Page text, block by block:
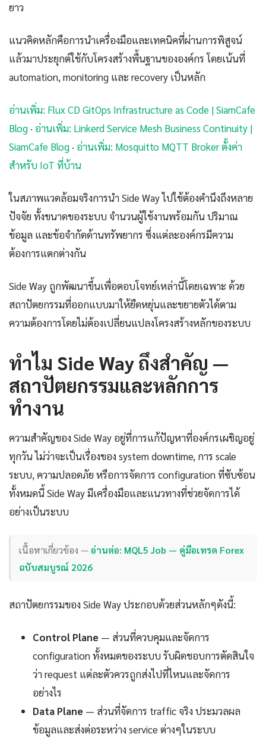
ยาว
แนวคิดหลักคือการนำเครื่องมือและเทคนิคที่ผ่านการพิสูจน์
แล้วมาประยุกต์ใช้กับโครงสร้างพื้นฐานขององค์กร โดยเน้นที่
automation, monitoring และ recovery เป็นหลัก
อ่านเพิ่ม: Flux CD GitOps Infrastructure as Code | SiamCafe
Blog · อ่านเพิ่ม: Linkerd Service Mesh Business Continuity |
SiamCafe Blog · อ่านเพิ่ม: Mosquitto MQTT Broker ตั้งค่า
สำหรับ IoT ที่บ้าน
ในสภาพแวดล้อมจริงการนำ Side Way ไปใช้ต้องคำนึงถึงหลาย
ปัจจัย ทั้งขนาดของระบบ จำนวนผู้ใช้งานพร้อมกัน ปริมาณ
ข้อมูล และข้อจำกัดด้านทรัพยากร ซึ่งแต่ละองค์กรมีความ
ต้องการแตกต่างกัน
Side Way ถูกพัฒนาขึ้นเพื่อตอบโจทย์เหล่านี้โดยเฉพาะ ด้วย
สถาปัตยกรรมที่ออกแบบมาให้ยืดหยุ่นและขยายตัวได้ตาม
ความต้องการโดยไม่ต้องเปลี่ยนแปลงโครงสร้างหลักของระบบ
ทำไม Side Way ถึงสำคัญ —
สถาปัตยกรรมและหลักการ
ทำงาน
ความสำคัญของ Side Way อยู่ที่การแก้ปัญหาที่องค์กรเผชิญอยู่
ทุกวัน ไม่ว่าจะเป็นเรื่องของ system downtime, การ scale
ระบบ, ความปลอดภัย หรือการจัดการ configuration ที่ซับซ้อน
ทั้งหมดนี้ Side Way มีเครื่องมือและแนวทางที่ช่วยจัดการได้
อย่างเป็นระบบ
เนื้อหาเกี่ยวข้อง —อ่านต่อ: MQL5 Job — คู่มือเทรด Forex
ฉบับสมบูรณ์ 2026
สถาปัตยกรรมของ Side Way ประกอบด้วยส่วนหลักๆดังนี้:
Control Plane — ส่วนที่ควบคุมและจัดการ
configuration ทั้งหมดของระบบ รับผิดชอบการตัดสินใจ
ว่า request แต่ละตัวควรถูกส่งไปที่ไหนและจัดการ
อย่างไร
Data Plane — ส่วนที่จัดการ traffic จริง ประมวลผล
ข้อมูลและส่งต่อระหว่าง service ต่างๆในระบบ